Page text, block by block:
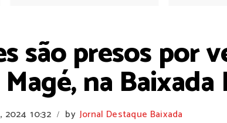
são presos por
na
2024 10:32 / by Jornal Destaque Baixada